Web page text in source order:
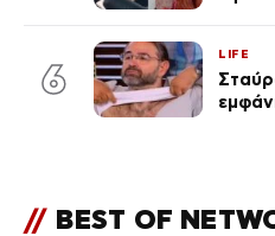
ποια
6
LIFE
// BEST OF